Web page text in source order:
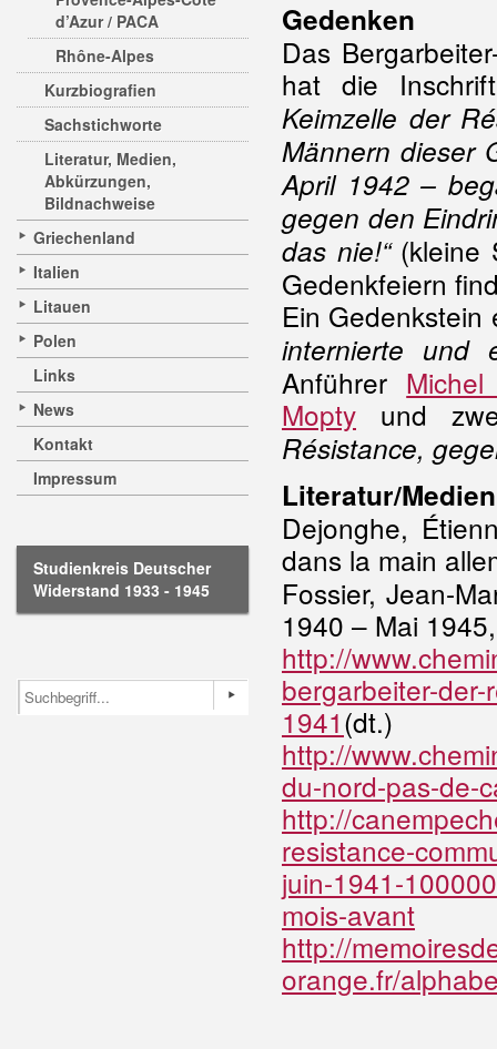
d’Azur / PACA
Rhône-Alpes
Kurzbiografien
Sachstichworte
Literatur, Medien,
Abkürzungen,
Bildnachweise
Griechenland
Italien
Litauen
Polen
Links
News
Kontakt
Impressum
Studienkreis Deutscher
Widerstand 1933 - 1945
Gedenken
Das
hat die
Keimzelle der
Männern dieser
April 1942 –
gegen den
das nie!“(kleine
Gedenkfeiern
Ein Gedenkstein
internierte und
Anführer
Mopty und
Résistance,
Literatur/Medien
Dejonghe,
dans la main
Fossier, Jean-
1940 – Mai
http://
bergarbeiter-
1941(dt.)
http://
du-nord-pas-de-
http://
resistance-
juin-1941-
mois-avant
http://
orange.fr/